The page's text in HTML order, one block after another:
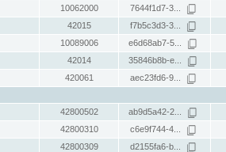
10062000 7644f1d7-3...
42015 f7b5c3d3-3...
10089006 e6d68ab7-5...
42014 35846b8b-e...
420061 aec23fd6-9...
42800502 ab9d5a42-2...
42800310 c6e9f744-4...
42800309 d2155fa6-b...